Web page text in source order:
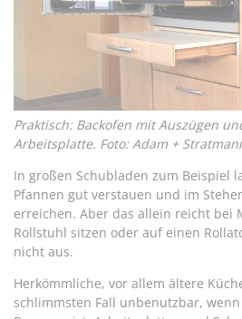
Praktisch: Backofen mit Auszügen
Arbeitsplatte. Foto: Adam +
In großen Schubladen zum Beispiel
Pfannen gut verstauen und im
erreichen. Aber das allein reicht bei
Rollstuhl sitzen oder auf einen
nicht aus.
Herkömmliche, vor allem ältere
schlimmsten Fall unbenutzbar,